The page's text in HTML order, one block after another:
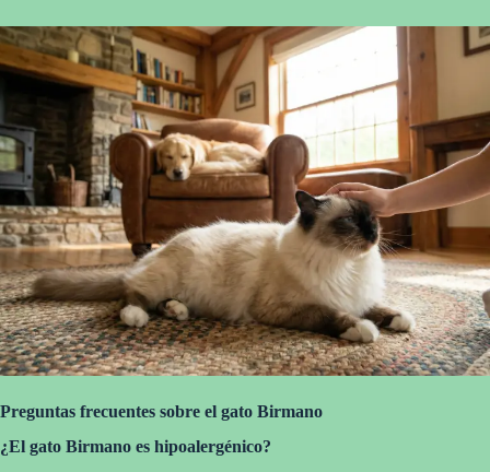
Preguntas frecuentes sobre el gato Birmano
¿El gato Birmano es hipoalergénico?